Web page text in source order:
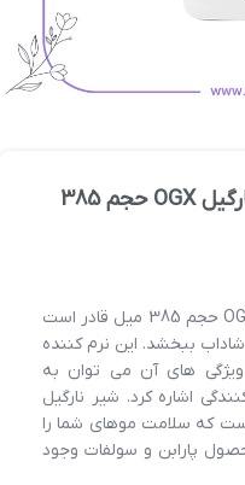
نرم کننده اوجی ایکس شیر نارگیل OGX حجم 385
نرم کننده اوجی ایکس شیر نارگیل OGX حجم 385 میل قادر است
ببخشد. این نرم کننده
ویژگی های آن می توان به
اشاره کرد. شیر نارگیل
که سلامت موهای شما را
پارابن و سولفات وجود